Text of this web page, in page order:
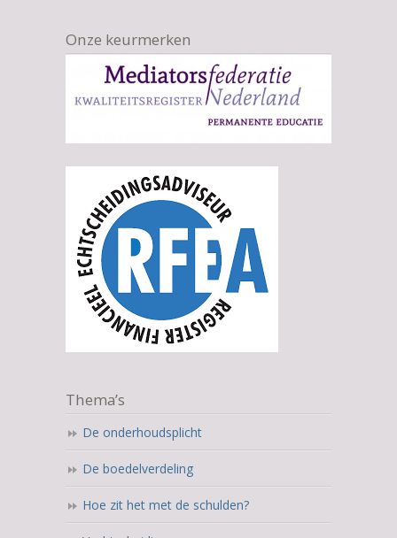
Onze keurmerken
Thema’s
De onderhoudsplicht
De boedelverdeling
Hoe zit het met de schulden?